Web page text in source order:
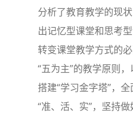
分析了教育教学的现
出记忆型课堂和思考
转变课堂教学方式的
“五为主”的教学原则
搭建“学习金字塔”，
“准、活、实”，坚持